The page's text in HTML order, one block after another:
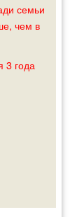
семьи
чем в
3 года